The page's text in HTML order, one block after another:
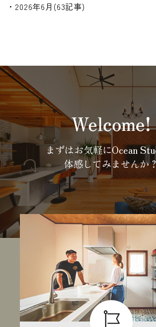
・2026年6月(63記事)
まずはお気軽にOcean
体感してみませんか